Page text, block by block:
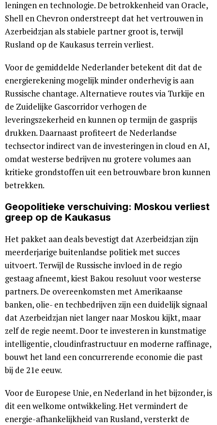
leningen en technologie. De betrokkenheid van Oracle,
Shell en Chevron onderstreept dat het vertrouwen in
Azerbeidzjan als stabiele partner groot is, terwijl
Rusland op de Kaukasus terrein verliest.
Voor de gemiddelde Nederlander betekent dit dat de
energierekening mogelijk minder onderhevig is aan
Russische chantage. Alternatieve routes via Turkije en
de Zuidelijke Gascorridor verhogen de
leveringszekerheid en kunnen op termijn de gasprijs
drukken. Daarnaast profiteert de Nederlandse
techsector indirect van de investeringen in cloud en AI,
omdat westerse bedrijven nu grotere volumes aan
kritieke grondstoffen uit een betrouwbare bron kunnen
betrekken.
Geopolitieke verschuiving: Moskou verliest
greep op de Kaukasus
Het pakket aan deals bevestigt dat Azerbeidzjan zijn
meerderjarige buitenlandse politiek met succes
uitvoert. Terwijl de Russische invloed in de regio
gestaag afneemt, kiest Bakou resoluut voor westerse
partners. De overeenkomsten met Amerikaanse
banken, olie- en techbedrijven zijn een duidelijk signaal
dat Azerbeidzjan niet langer naar Moskou kijkt, maar
zelf de regie neemt. Door te investeren in kunstmatige
intelligentie, cloudinfrastructuur en moderne raffinage,
bouwt het land een concurrerende economie die past
bij de 21e eeuw.
Voor de Europese Unie, en Nederland in het bijzonder, is
dit een welkome ontwikkeling. Het vermindert de
energie-afhankelijkheid van Rusland, versterkt de